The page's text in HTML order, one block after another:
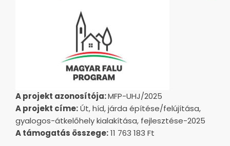
A projekt azonosítója:MFP-UHJ/2025
A projekt címe:Út, híd, járda építése/felújítása,
gyalogos-átkelőhely kialakítása, fejlesztése-2025
A támogatás összege:11 763 183 Ft